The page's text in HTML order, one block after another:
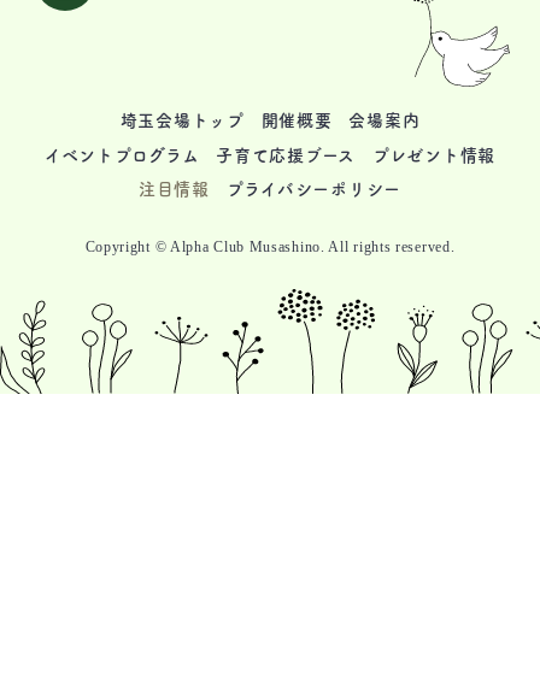
埼玉会場トップ 開催概要 会場案内
イベントプログラム 子育て応援ブース プレゼント情報
注目情報 プライバシーポリシー
Copyright © Alpha Club Musashino. All rights reserved.